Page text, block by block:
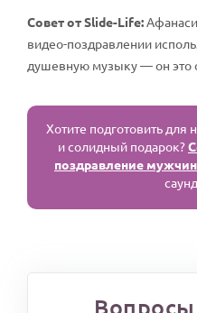
Совет от Slide-Life:
видео-поздравлении
душевную музыку — он это
Хотите подготовить
и солидный подарок?
поздравление